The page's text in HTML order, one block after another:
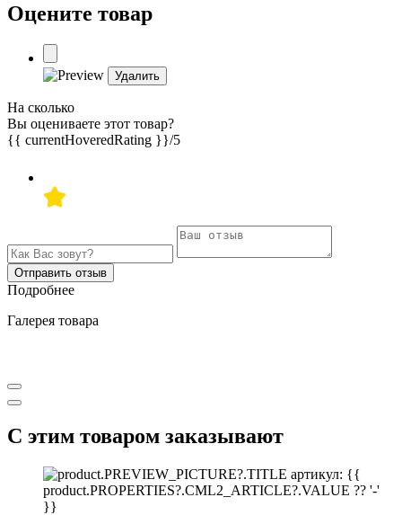
Оцените товар
Удалить
На сколько
Вы оцениваете этот товар?
{{ currentHoveredRating }}/5
Отправить отзыв
Подробнее
Галерея товара
С этим товаром заказывают
артикул: {{
product.PROPERTIES?.CML2_ARTICLE?.VALUE ?? '-'
}}